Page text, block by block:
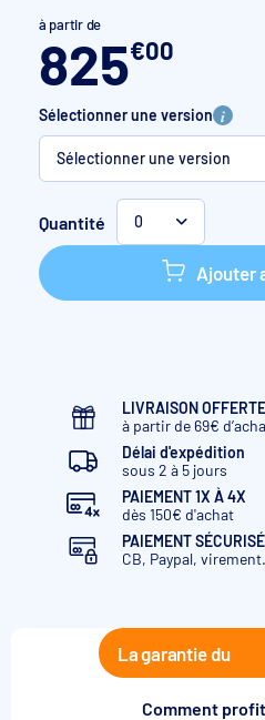
à partir de
825€00
Sélectionner une version
Sélectionner une version
Limpido 100 jusqu'à 75 m3
Limpido 160 jusqu'à 150 m3
Quantité 0
Ajouter
LIVRAISON OFFERTE
à partir de 69€
Délai d'expédition
sous 2 à 5 jours
PAIEMENT 1X À 4X
dès 150€ d'achat
PAIEMENT SÉCURISÉ
CB, Paypal,
La garantie du
Comment